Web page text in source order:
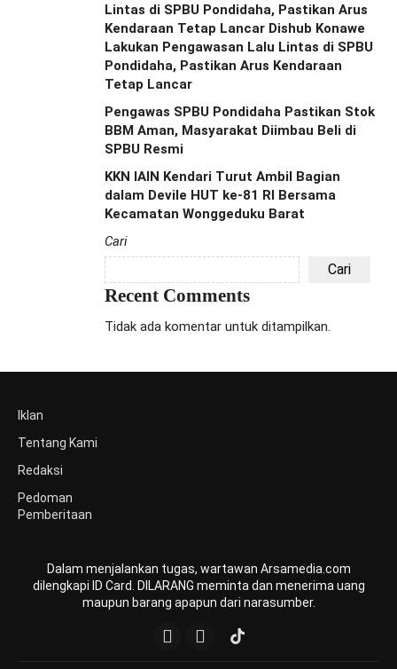
Lintas di SPBU Pondidaha, Pastikan Arus
Kendaraan Tetap Lancar Dishub Konawe
Lakukan Pengawasan Lalu Lintas di SPBU
Pondidaha, Pastikan Arus Kendaraan
Tetap Lancar
Pengawas SPBU Pondidaha Pastikan Stok
BBM Aman, Masyarakat Diimbau Beli di
SPBU Resmi
KKN IAIN Kendari Turut Ambil Bagian
dalam Devile HUT ke-81 RI Bersama
Kecamatan Wonggeduku Barat
Cari
Cari
Recent Comments
Tidak ada komentar untuk ditampilkan.
Iklan
Tentang Kami
Redaksi
Pedoman
Pemberitaan
Dalam menjalankan tugas, wartawan Arsamedia.com
dilengkapi ID Card. DILARANG meminta dan menerima uang
maupun barang apapun dari narasumber.